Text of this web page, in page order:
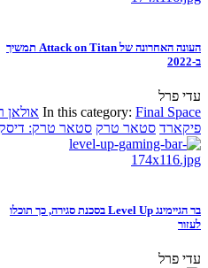
העונה האחרונה של Attack on Titan תמשיך
ב-2022
עדי פרל
In this category: Final Space אולאן
פיקארד סטאר טרק סטאר טרק:
בר הגיימינג Level Up בסכנת סגירה, כך תוכלו
לעזור
עדי פרל